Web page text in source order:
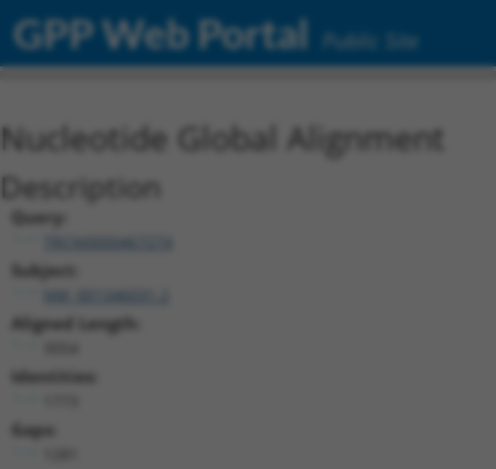
GPP Web Portal Public Site
Nucleotide Global Alignment
Description
Query:
TRCN0000467274
Subject:
NM_001346031.2
Aligned Length:
Identities:
Gaps: